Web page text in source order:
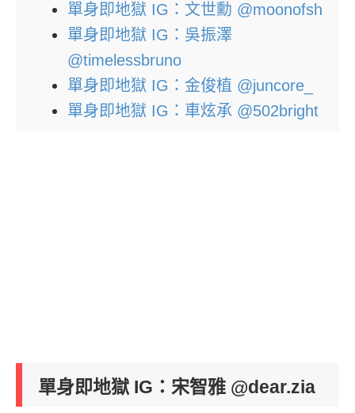
單身即地獄 IG：文世勳 @moonofsh
單身即地獄 IG：吳振澤
@timelessbruno
單身即地獄 IG：金俊植 @juncore_
單身即地獄 IG：車炫承 @502bright
單身即地獄 IG： 宋智雅 @dear.zia